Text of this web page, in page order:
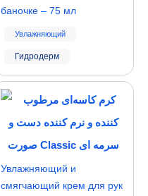
Гидродерм
баночке – 75 мл
Увлажняющий
Увлажняющий и
смягчающий крем для рук